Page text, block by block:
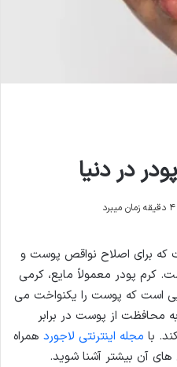
در دنیا
برای اصلاح نواقص پوست و
کرم پودر معمولاً مایع، کرمی
است که پوست را یکنواخت می
محافظت از پوست در برابر
با مجله اینترنتی لاجورد همراه
های آن بیشتر آشنا شوید.